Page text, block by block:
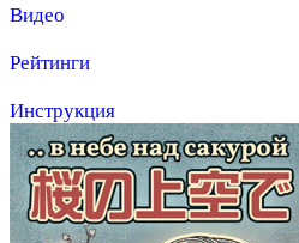
Видео
Рейтинги
Инструкция